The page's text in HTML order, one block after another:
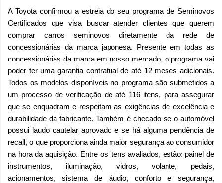
A Toyota confirmou a estreia do seu programa de Seminovos
Certificados que visa buscar atender clientes que querem
comprar carros seminovos diretamente da rede de
concessionárias da marca japonesa. Presente em todas as
concessionárias da marca em nosso mercado, o programa vai
poder ter uma garantia contratual de até 12 meses adicionais.
Todos os modelos disponíveis no programa são submetidos a
um processo de verificação de até 116 itens, para assegurar
que se enquadram e respeitam as exigências de excelência e
durabilidade da fabricante. Também é checado se o automóvel
possui laudo cautelar aprovado e se há alguma pendência de
recall, o que proporciona ainda maior segurança ao consumidor
na hora da aquisição. Entre os itens avaliados, estão: painel de
instrumentos, iluminação, vidros, volante, pedais,
acionamentos, sistema de áudio, conforto e segurança,